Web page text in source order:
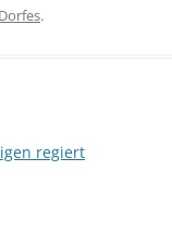
.
regiert